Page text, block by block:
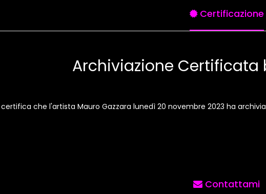
Certificazione
Archiviazione Certificata
certifica che l'artista Mauro Gazzara lunedì 20 novembre 2023 ha
Contattami